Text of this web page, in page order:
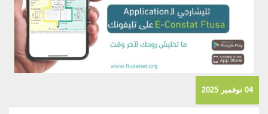
04 نوفمبر 2025